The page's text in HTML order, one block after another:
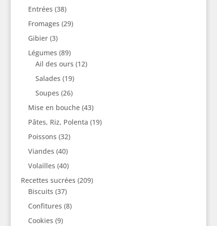
Entrées (38)
Fromages (29)
Gibier(3)
Légumes (89)
Ail des ours (12)
Salades (19)
Soupes (26)
Mise en bouche(43)
Pâtes, Riz, Polenta (19)
Poissons (32)
Viandes (40)
Volailles (40)
Recettes sucrées (209)
Biscuits (37)
Confitures (8)
Cookies (9)